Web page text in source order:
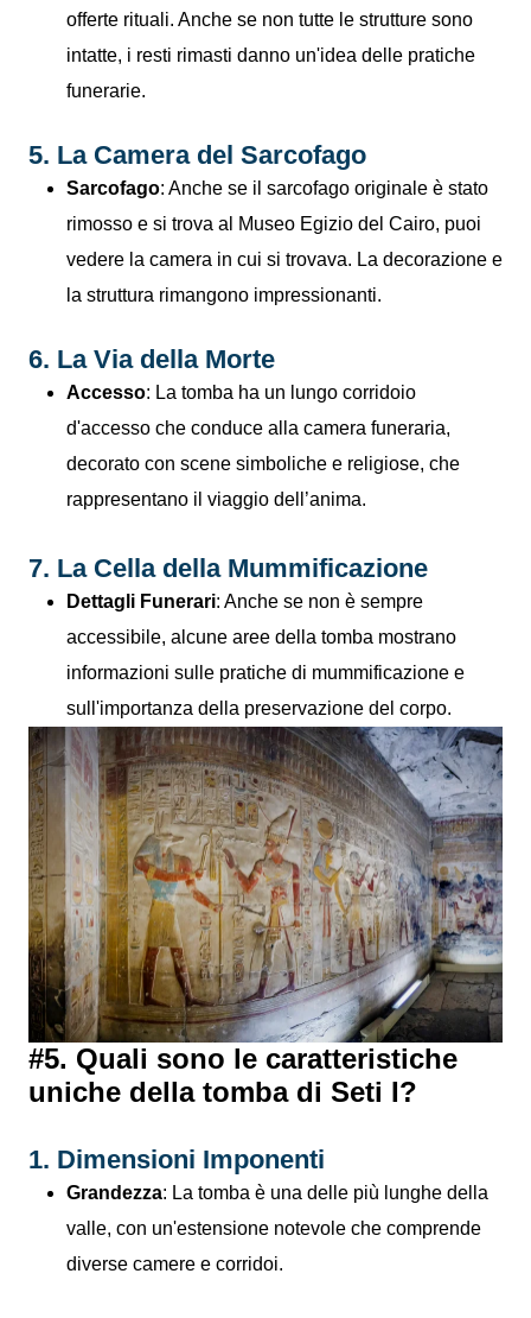
offerte rituali. Anche se non tutte le strutture sono
intatte, i resti rimasti danno un'idea delle pratiche
funerarie.
5. La Camera del Sarcofago
Sarcofago: Anche se il sarcofago originale è stato
rimosso e si trova al Museo Egizio del Cairo, puoi
vedere la camera in cui si trovava. La decorazione e
la struttura rimangono impressionanti.
6. La Via della Morte
Accesso: La tomba ha un lungo corridoio
d'accesso che conduce alla camera funeraria,
decorato con scene simboliche e religiose, che
rappresentano il viaggio dell’anima.
7. La Cella della Mummificazione
Dettagli Funerari: Anche se non è sempre
accessibile, alcune aree della tomba mostrano
informazioni sulle pratiche di mummificazione e
sull'importanza della preservazione del corpo.
#5. Quali sono le caratteristiche
uniche della tomba di Seti I?
1. Dimensioni Imponenti
Grandezza: La tomba è una delle più lunghe della
valle, con un'estensione notevole che comprende
diverse camere e corridoi.